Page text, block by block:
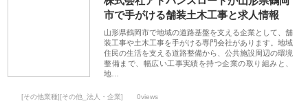
市で手がける舗装土木工事と求人情報
山形県鶴岡市で地域の道路基盤を支える企業として、舗
装工事や土木工事を手がける専門会社があります。地域
住民の生活を支える道路整備から、公共施設周辺の環境
整備まで、幅広い工事実績を持つ企業の取り組みと、
地…
[その他業種][その他_法人・企業] 0views